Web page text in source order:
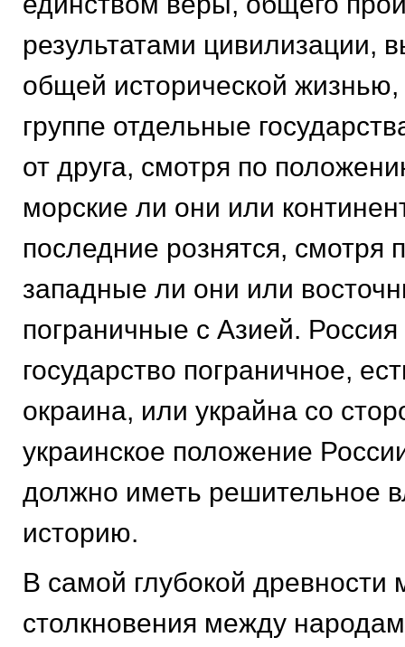
результатами цивилизации,
общей исторической жизнью,
группе отдельные
от друга, смотря по
морские ли они или
последние рознятся, смотря
западные ли они или
пограничные с Азией. Россия
государство пограничное,
окраина, или украйна со
украинское положение
должно иметь решительное
историю.
В самой глубокой
столкновения между